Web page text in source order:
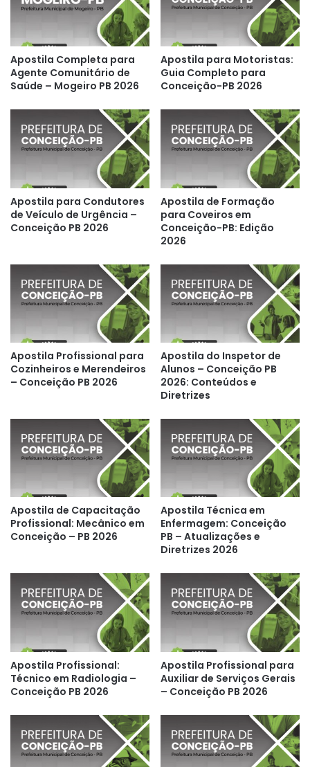
Apostila Completa para
Agente Comunitário de
Saúde – Mogeiro PB 2026
Apostila para Motoristas:
Guia Completo para
Conceição-PB 2026
Apostila para Condutores
de Veículo de Urgência –
Conceição PB 2026
Apostila de Formação
para Coveiros em
Conceição-PB: Edição
2026
Apostila Profissional para
Cozinheiros e Merendeiros
– Conceição PB 2026
Apostila do Inspetor de
Alunos – Conceição PB
2026: Conteúdos e
Diretrizes
Apostila de Capacitação
Profissional: Mecânico em
Conceição – PB 2026
Apostila Técnica em
Enfermagem: Conceição
PB – Atualizações e
Diretrizes 2026
Apostila Profissional:
Técnico em Radiologia –
Conceição PB 2026
Apostila Profissional para
Auxiliar de Serviços Gerais
– Conceição PB 2026